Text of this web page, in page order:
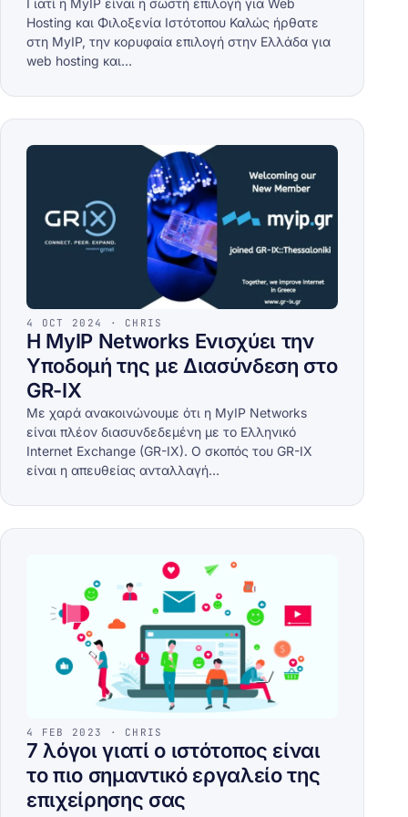
Γιατί η MyIP είναι η σωστή επιλογή για Web
Hosting και Φιλοξενία Ιστότοπου Καλώς ήρθατε
στη MyIP, την κορυφαία επιλογή στην Ελλάδα για
web hosting και…
4 OCT 2024 · CHRIS
Η MyIP Networks Ενισχύει την
Υποδομή της με Διασύνδεση στο
GR-IX
Με χαρά ανακοινώνουμε ότι η MyIP Networks
είναι πλέον διασυνδεδεμένη με το Ελληνικό
Internet Exchange (GR-IX). Ο σκοπός του GR-IX
είναι η απευθείας ανταλλαγή…
4 FEB 2023 · CHRIS
7 λόγοι γιατί ο ιστότοπος είναι
το πιο σημαντικό εργαλείο της
επιχείρησης σας